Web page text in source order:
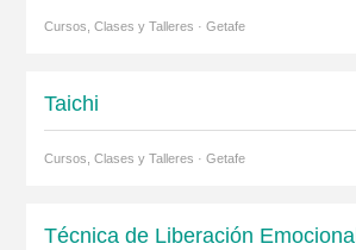
Cursos, Clases y Talleres · Getafe
Taichi
Cursos, Clases y Talleres · Getafe
Técnica de Liberación Emocional